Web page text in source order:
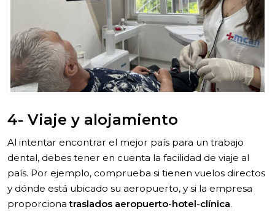
4- Viaje y alojamiento
Al intentar encontrar el mejor país para un trabajo
dental, debes tener en cuenta la facilidad de viaje al
país. Por ejemplo, comprueba si tienen vuelos directos
y dónde está ubicado su aeropuerto, y si la empresa
proporcionatraslados aeropuerto-hotel-clínica.